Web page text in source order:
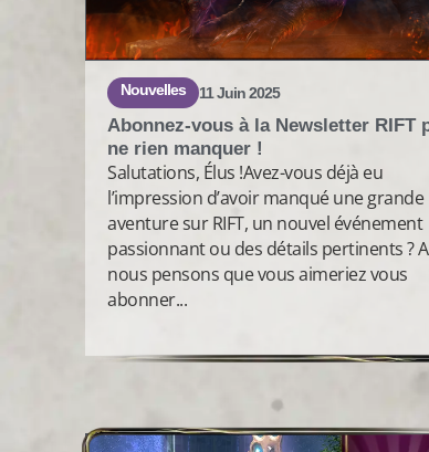
Nouvelles 11 Juin 2025
Abonnez-vous à la Newsletter RIFT
ne rien manquer !
Salutations, Élus !Avez-vous déjà eu
l’impression d’avoir manqué une grande
aventure sur RIFT, un nouvel événement
passionnant ou des détails pertinents ?
nous pensons que vous aimeriez vous
abonner...